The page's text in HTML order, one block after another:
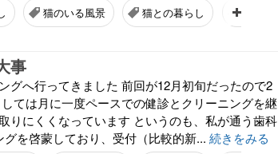
猫のいる風景 猫との暮らし
事
グへ行ってきました 前回が12月初旬だったので2
ては月に一度ペースでの健診とクリーニングを継
りにくくなっています というのも、私が通う歯科
を啓蒙しており、受付（比較的新... 続きをみる